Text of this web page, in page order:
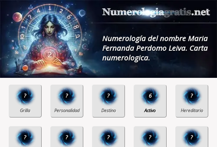
Numerología del nombre Maria
Fernanda Perdomo Leiva. Carta
numerologica.
? ? ? 6 ?
? ? ? ? ?